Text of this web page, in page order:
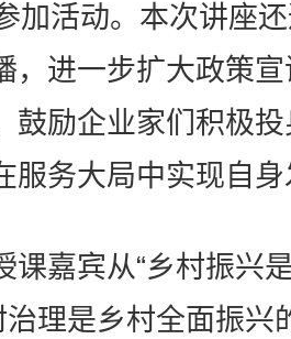
加活动。本次讲座
，进一步扩大政策
鼓励企业家们积极
服务大局中实现自
嘉宾从“乡村振兴
治理是乡村全面振兴